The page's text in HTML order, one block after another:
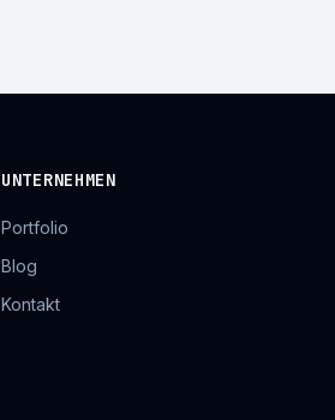
UNTERNEHMEN
Portfolio
Blog
Kontakt